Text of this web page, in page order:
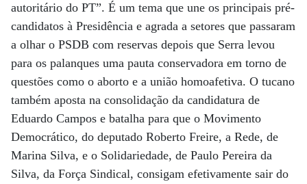
autoritário do PT”. É um tema que une os principais pré-
candidatos à Presidência e agrada a setores que passaram
a olhar o PSDB com reservas depois que Serra levou
para os palanques uma pauta conservadora em torno de
questões como o aborto e a união homoafetiva. O tucano
também aposta na consolidação da candidatura de
Eduardo Campos e batalha para que o Movimento
Democrático, do deputado Roberto Freire, a Rede, de
Marina Silva, e o Solidariedade, de Paulo Pereira da
Silva, da Força Sindical, consigam efetivamente sair do